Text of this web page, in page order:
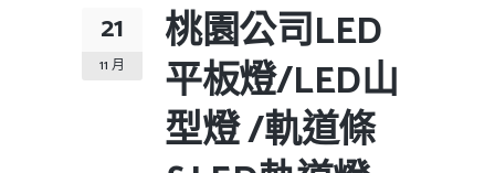
21
11 月
桃園公司LED
平板燈/LED山
型燈 /軌道條